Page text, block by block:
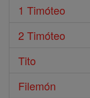
1 Timóteo
2 Timóteo
Tito
Filemón